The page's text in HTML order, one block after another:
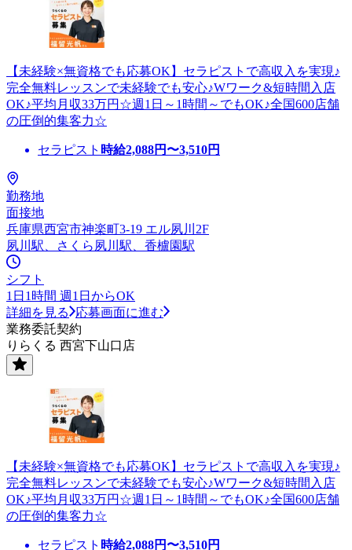
【未経験×無資格でも応募OK】セラピストで高収入を実現♪
完全無料レッスンで未経験でも安心♪Wワーク&短時間入店
OK♪平均月収33万円☆週1日～1時間～でもOK♪全国600店舗
の圧倒的集客力☆
セラピスト 時給2,088円〜3,510円
勤務地
面接地
兵庫県西宮市神楽町3-19 エル夙川2F
夙川駅、さくら夙川駅、香櫨園駅
シフト
1日1時間 週1日からOK
詳細を見る
応募画面に進む
業務委託契約
りらくる 西宮下山口店
【未経験×無資格でも応募OK】セラピストで高収入を実現♪
完全無料レッスンで未経験でも安心♪Wワーク&短時間入店
OK♪平均月収33万円☆週1日～1時間～でもOK♪全国600店舗
の圧倒的集客力☆
セラピスト 時給2,088円〜3,510円